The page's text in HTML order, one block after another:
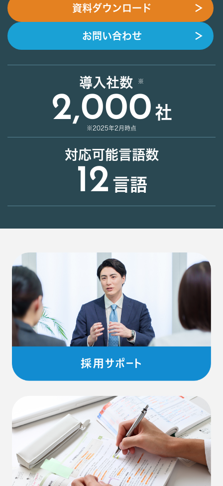
資料ダウンロード ＞
お問い合わせ ＞
導入社数
2,000 社
※2025年2月時点
対応可能言語数
12 言語